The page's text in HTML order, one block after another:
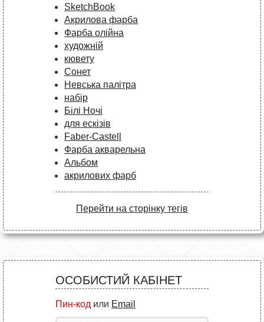
SketchBook
Акрилова фарба
Фарба олійна
художній
кювету
Сонет
Невська палітра
набір
Білі Ночі
для ескізів
Faber-Castell
Фарба акварельна
Альбом
акрилових фарб
Перейти на сторінку тегів
ОСОБИСТИЙ КАБІНЕТ
Пин-код или Email